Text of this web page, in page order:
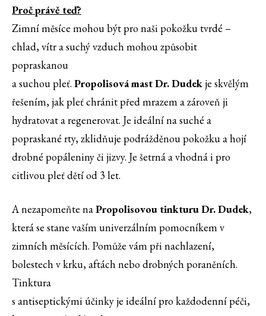
Proč právě teď?
Zimní měsíce mohou být pro naši pokožku tvrdé –
chlad, vítr a suchý vzduch mohou způsobit
popraskanou
a suchou pleť. Propolisová mast Dr. Dudekje skvělým
řešením, jak pleť chránit před mrazem a zároveň ji
hydratovat a regenerovat. Je ideální na suché a
popraskané rty, zklidňuje podrážděnou pokožku a hojí
drobné popáleniny či jizvy. Je šetrná a vhodná i pro
citlivou pleť dětí od 3 let.
A nezapomeňte naPropolisovou tinkturu Dr. Dudek,
která se stane vaším univerzálním pomocníkem v
zimních měsících. Pomůže vám při nachlazení,
bolestech v krku, aftách nebo drobných poraněních.
Tinktura
s antiseptickými účinky je ideální pro každodenní péči,